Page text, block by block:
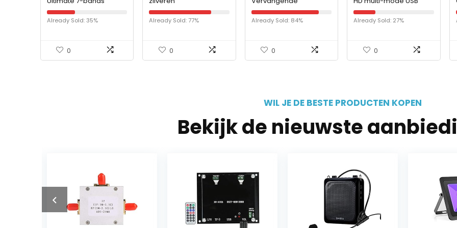
grafische equalizer
Already Sold: 35%
0
condensatormicrofoon
kit zwart 48 V
fantoomvoeding NW-
Already Sold: 77%
0
crossfader voor DX500
Already Sold: 84%
0
condensatormicrofoon
(C44-USB)
Already Sold: 27%
0
WIL JE DE BESTE PRODUCTEN KOPEN
Bekijk de nieuwste